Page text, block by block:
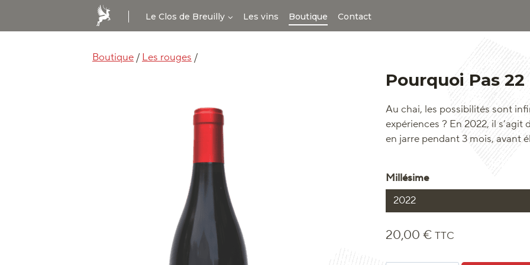
Le Clos de Breuilly Les vins Boutique Contact
Boutique /Les rouges /
Pourquoi Pas 22
Au chai, les possibilités sont
expériences ? En 2022, il
en jarre pendant 3 mois, avant
Millésime
2022
20,00€ TTC